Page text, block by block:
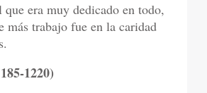
que era muy dedicado en todo,
más trabajo fue en la caridad
1220)